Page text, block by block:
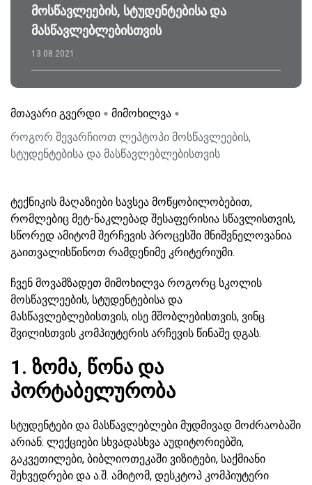
მოსწავლეების, სტუდენტებისა და
მასწავლებლებისთვის
13.08.2021
მთავარი გვერდი
მიმოხილვა
როგორ შევარჩიოთ ლეპტოპი მოსწავლეების,
სტუდენტებისა და მასწავლებლებისთვის
ტექნიკის მაღაზიები სავსეა მოწყობილობებით,
რომლებიც მეტ-ნაკლებად შესაფერისია სწავლისთვის,
სწორედ ამიტომ შერჩევის პროცესში მნიშვნელოვანია
გაითვალისწინოთ რამდენიმე კრიტერიუმი.
ჩვენ მოვამზადეთ მიმოხილვა როგორც სკოლის
მოსწავლეების, სტუდენტებისა და
მასწავლებლებისთვის, ისე მშობლებისთვის, ვინც
შვილისთვის კომპიუტერის არჩევის წინაშე დგას.
1. ზომა, წონა და
პორტაბელურობა
სტუდენტები და მასწავლებლები მუდმივად მოძრაობაში
არიან: ლექციები სხვადასხვა აუდიტორიებში,
გაკვეთილები, ბიბლიოთეკაში ვიზიტები, საქმიანი
შეხვედრები და ა.შ. ამიტომ, დესკტოპ კომპიუტერი